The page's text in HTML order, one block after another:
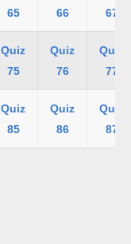
65
66
67
Quiz
75
Quiz
76
Quiz
77
Quiz
85
Quiz
86
Quiz
87